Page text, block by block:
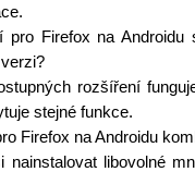
pro Firefox na Androidu
rozšíření
stejné funkce.
Firefox na Androidu
nainstalovat libovolné